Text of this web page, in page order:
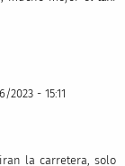
- 15:11
la carretera, solo